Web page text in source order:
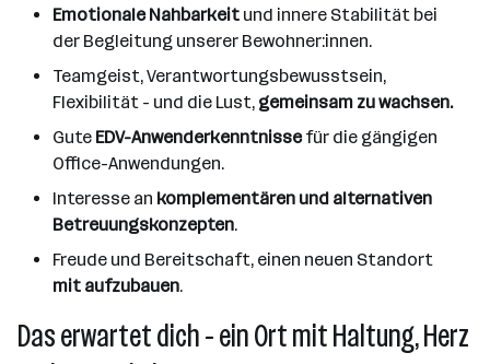
Emotionale Nahbarkeit und innere Stabilität bei
der Begleitung unserer Bewohner:innen.
Teamgeist, Verantwortungsbewusstsein,
Flexibilität - und die Lust, gemeinsam zu wachsen.
Gute EDV-Anwenderkenntnissefür die gängigen
Office-Anwendungen.
Interesse an komplementären und alternativen
Betreuungskonzepten.
Freude und Bereitschaft, einen neuen Standort
mit aufzubauen.
Das erwartet dich - ein Ort mit Haltung, Herz